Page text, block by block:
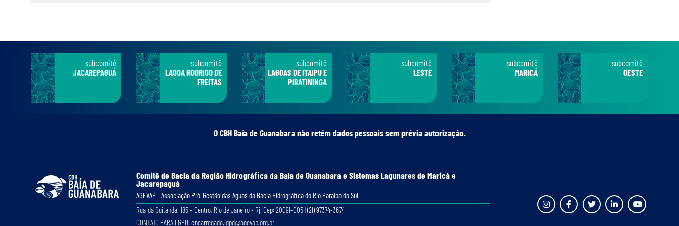
subcomitê
JACAREPAGUÁ
subcomitê
LAGOA RODRIGO DE
FREITAS
subcomitê
LAGOAS DE ITAIPU E
PIRATININGA
subcomitê
LESTE
subcomitê
MARICÁ
subcomitê
OESTE
O CBH Baía de Guanabara não retém dados pessoais sem prévia autorização.
Comitê de Bacia da Região Hidrográﬁca da Baía de Guanabara e Sistemas Lagunares de Maricá e
Jacarepaguá
AGEVAP - Associação Pró-Gestão das Águas da Bacia Hidrográﬁca do Rio Paraíba do Sul
Rua da Quitanda, 185 - Centro, Rio de Janeiro - Rj, Cep: 20091-005 | (21) 97374-3674
CONTATO PARA LGPD: encarregado.lgpd@agevap.org.br